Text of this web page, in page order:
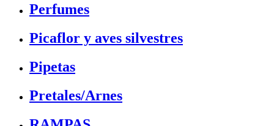
Perfumes
Picaflor y aves silvestres
Pipetas
Pretales/Arnes